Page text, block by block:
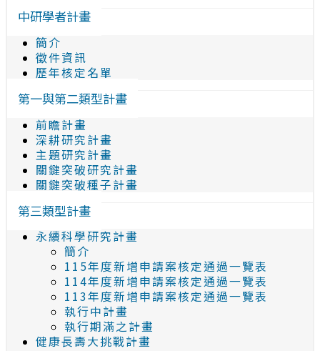
中研學者計畫
簡介
徵件資訊
歷年核定名單
第一與第二類型計畫
前瞻計畫
深耕研究計畫
主題研究計畫
關鍵突破研究計畫
關鍵突破種子計畫
第三類型計畫
永續科學研究計畫
簡介
115年度新增申請案核定通過一覽表
114年度新增申請案核定通過一覽表
113年度新增申請案核定通過一覽表
執行中計畫
執行期滿之計畫
健康長壽大挑戰計畫